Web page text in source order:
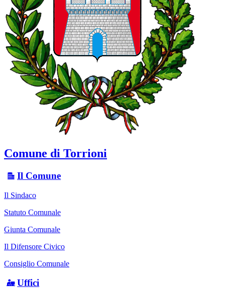
Comune di Torrioni
Il Comune
Il Sindaco
Statuto Comunale
Giunta Comunale
Il Difensore Civico
Consiglio Comunale
Uffici